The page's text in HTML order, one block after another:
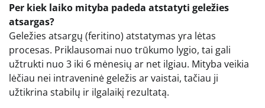
Per kiek laiko mityba padeda atstatyti geležies
atsargas?
Geležies atsargų (feritino) atstatymas yra lėtas
procesas. Priklausomai nuo trūkumo lygio, tai gali
užtrukti nuo 3 iki 6 mėnesių ar net ilgiau. Mityba veikia
lėčiau nei intraveninė geležis ar vaistai, tačiau ji
užtikrina stabilų ir ilgalaikį rezultatą.